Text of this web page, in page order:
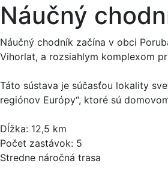
Náučný
Náučný chodník začína v obci
Vihorlat, a rozsiahlym komplexom
Táto sústava je súčasťou lokality
regiónov Európy“, ktoré sú
Dĺžka: 12,5 km
Počet zastávok: 5
Stredne náročná trasa